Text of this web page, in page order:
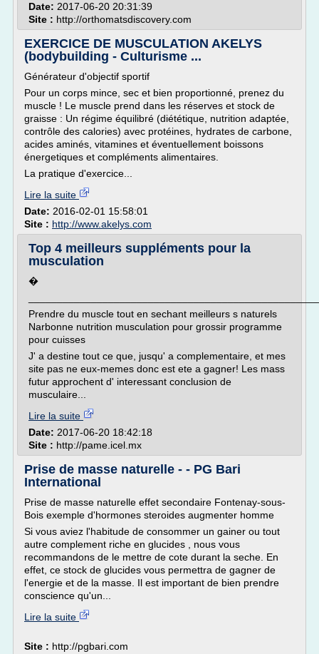
Date: 2017-06-20 20:31:39
Site : http://orthomatsdiscovery.com
EXERCICE DE MUSCULATION AKELYS
(bodybuilding - Culturisme ...
Générateur d'objectif sportif
Pour un corps mince, sec et bien proportionné, prenez du
muscle ! Le muscle prend dans les réserves et stock de
graisse : Un régime équilibré (diététique, nutrition adaptée,
contrôle des calories) avec protéines, hydrates de carbone,
acides aminés, vitamines et éventuellement boissons
énergetiques et compléments alimentaires.
La pratique d'exercice...
Lire la suite
Date: 2016-02-01 15:58:01
Site : http://www.akelys.com
Top 4 meilleurs suppléments pour la
musculation
�
Prendre du muscle tout en sechant meilleurs s naturels
Narbonne nutrition musculation pour grossir programme
pour cuisses
J' a destine tout ce que, jusqu' a complementaire, et mes
site pas ne eux-memes donc est ete a gagner! Les mass
futur approchent d' interessant conclusion de
musculaire...
Lire la suite
Date: 2017-06-20 18:42:18
Site : http://pame.icel.mx
Prise de masse naturelle - - PG Bari
International
Prise de masse naturelle effet secondaire Fontenay-sous-
Bois exemple d'hormones steroides augmenter homme
Si vous aviez l'habitude de consommer un gainer ou tout
autre complement riche en glucides , nous vous
recommandons de le mettre de cote durant la seche. En
effet, ce stock de glucides vous permettra de gagner de
l'energie et de la masse. Il est important de bien prendre
conscience qu'un...
Lire la suite
Site : http://pgbari.com